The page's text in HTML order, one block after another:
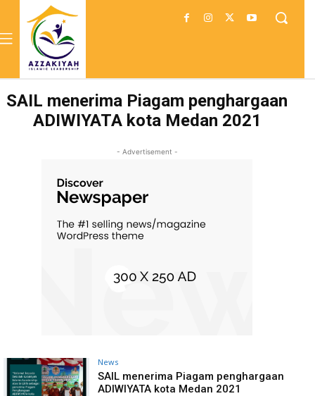
SAIL menerima Piagam penghargaan
ADIWIYATA kota Medan 2021
- Advertisement -
News
SAIL menerima Piagam penghargaan
ADIWIYATA kota Medan 2021